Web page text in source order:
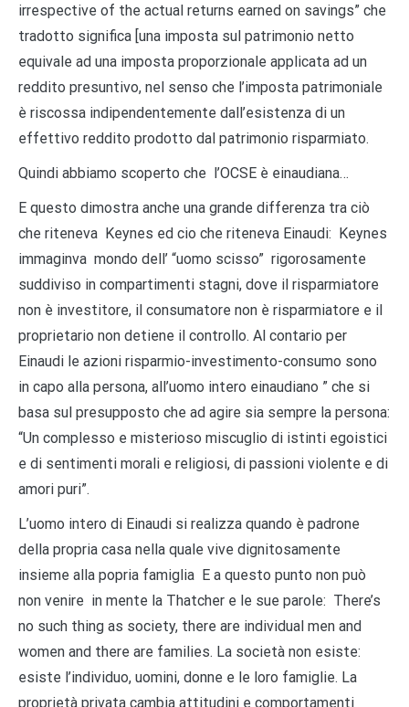
irrespective of the actual returns earned on savings” che
tradotto significa [una imposta sul patrimonio netto
equivale ad una imposta proporzionale applicata ad un
reddito presuntivo, nel senso che l’imposta patrimoniale
è riscossa indipendentemente dall’esistenza di un
effettivo reddito prodotto dal patrimonio risparmiato.
Quindi abbiamo scoperto che l’OCSE è einaudiana…
E questo dimostra anche una grande differenza tra ciò
che riteneva Keynes ed cio che riteneva Einaudi: Keynes
immaginva mondo dell’ “uomo scisso” rigorosamente
suddiviso in compartimenti stagni, dove il risparmiatore
non è investitore, il consumatore non è risparmiatore e il
proprietario non detiene il controllo. Al contario per
Einaudi le azioni risparmio-investimento-consumo sono
in capo alla persona, all’uomo intero einaudiano ” che si
basa sul presupposto che ad agire sia sempre la persona:
“Un complesso e misterioso miscuglio di istinti egoistici
e di sentimenti morali e religiosi, di passioni violente e di
amori puri”.
L’uomo intero di Einaudi si realizza quando è padrone
della propria casa nella quale vive dignitosamente
insieme alla popria famiglia E a questo punto non può
non venire in mente la Thatcher e le sue parole: There’s
no such thing as society, there are individual men and
women and there are families. La società non esiste:
esiste l’individuo, uomini, donne e le loro famiglie. La
proprietà privata cambia attitudini e comportamenti